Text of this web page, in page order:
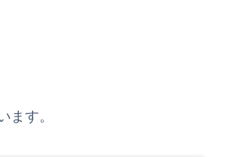
ます。